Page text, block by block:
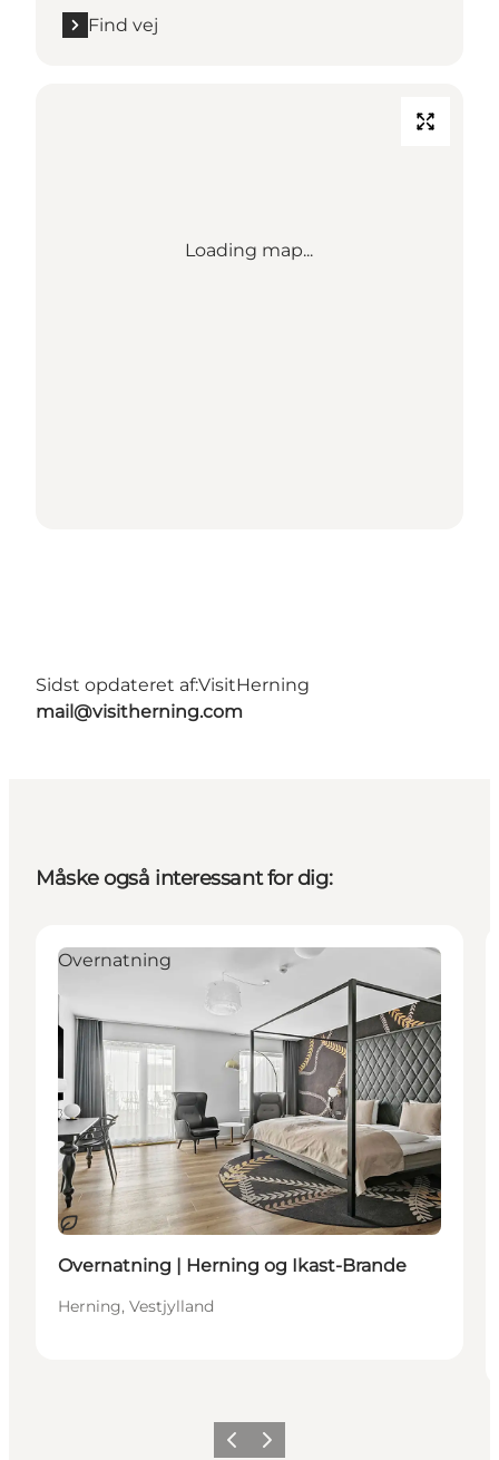
Find vej
Loading map...
Sidst opdateret af:VisitHerning
mail@visitherning.com
Måske også interessant for dig:
Bæredygtige oplevelser
Overnatning
Overnatning | Herning og Ikast-Brande
Herning, Vestjylland
Forrige billede
Næste billede